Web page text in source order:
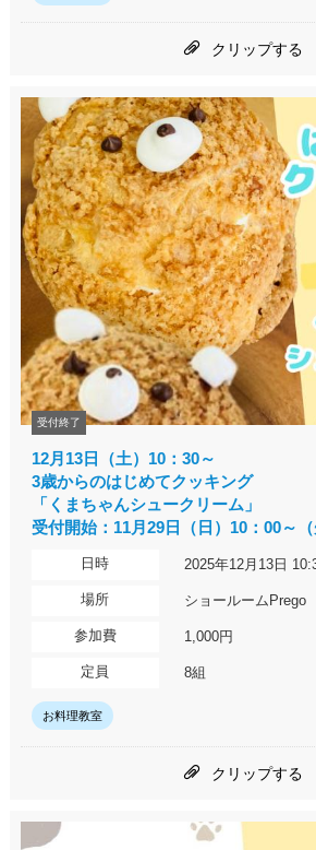
クリップする
受付終了
12月13日（土）10：30～
3歳からのはじめてクッキング
「くまちゃんシュークリーム」
受付開始：11月29日（日）10：00～（
日時 2025年12月13日
場所 ショールームPrego
参加費 1,000円
定員 8組
お料理教室
クリップする